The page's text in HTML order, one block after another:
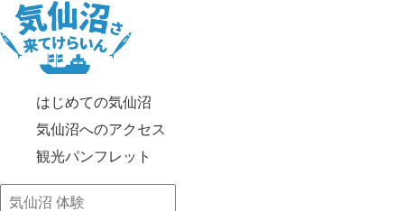
はじめての気仙沼
気仙沼へのアクセス
観光パンフレット